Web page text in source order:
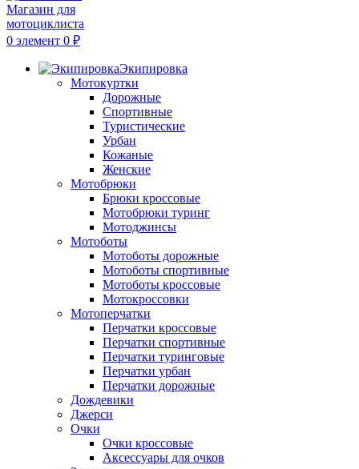
0 элемент 0 ₽
Экипировка
Мотокуртки
Дорожные
Спортивные
Туристические
Урбан
Кожаные
Женские
Мотобрюки
Брюки кроссовые
Мотобрюки туринг
Мотоджинсы
Мотоботы
Мотоботы дорожные
Мотоботы спортивные
Мотоботы кроссовые
Мотокроссовки
Мотоперчатки
Перчатки кроссовые
Перчатки спортивные
Перчатки туринговые
Перчатки урбан
Перчатки дорожные
Дождевики
Джерси
Очки
Очки кроссовые
Аксессуары для очков